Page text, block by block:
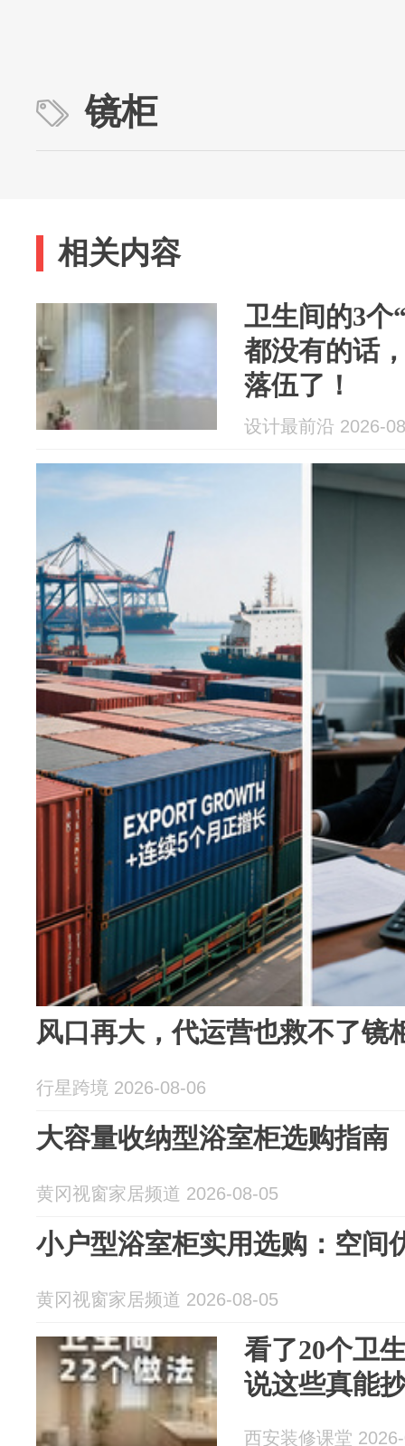
镜柜
相关内容
卫生间的3个
都没有的话
落伍了！
设计最前沿 2026-
风口再大，代运营也救不了镜
行星跨境 2026-08-06
大容量收纳型浴室柜选购指南
黄冈视窗家居频道 2026-08-05
小户型浴室柜实用选购：空间
黄冈视窗家居频道 2026-08-05
看了20个卫
说这些真能
西安装修课堂